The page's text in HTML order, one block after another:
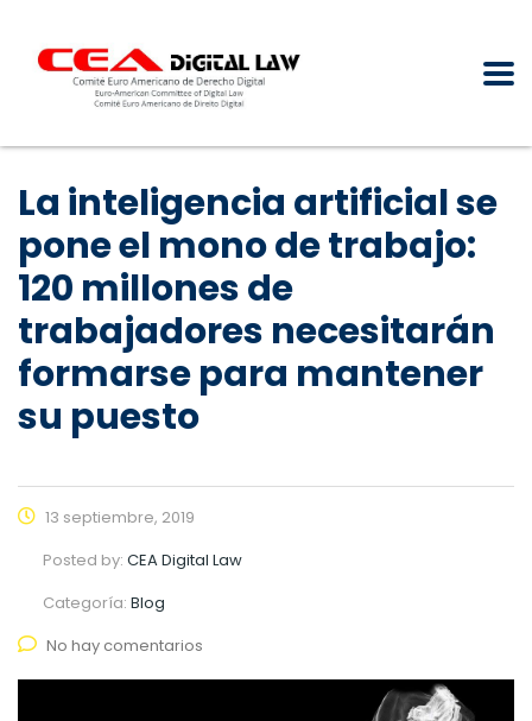
La inteligencia artificial se
pone el mono de trabajo:
120 millones de
trabajadores necesitarán
formarse para mantener
su puesto
13 septiembre, 2019
Posted by: CEA Digital Law
Categoría: Blog
No hay comentarios